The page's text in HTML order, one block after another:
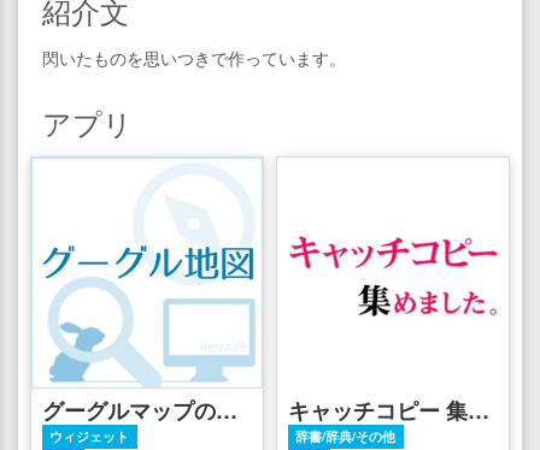
紹介文
閃いたものを思いつきで作っています。
アプリ
グーグルマップのかんたん検索 - グーグル地図
ウィジェット
キャッチコピー 集めました。
辞書/辞典/その他